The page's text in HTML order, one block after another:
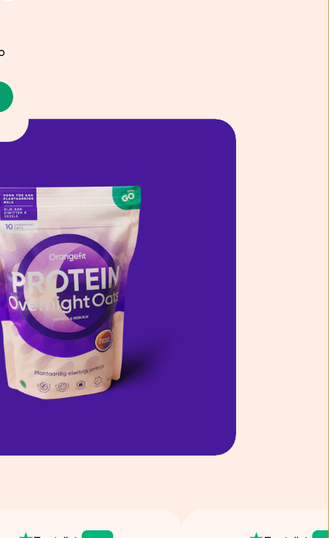
content laten zien en je
beperkte informatie met
onze cookieverklaring.